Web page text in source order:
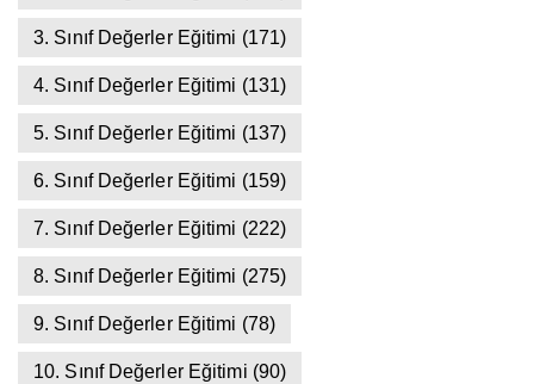
3. Sınıf Değerler Eğitimi (171)
4. Sınıf Değerler Eğitimi (131)
5. Sınıf Değerler Eğitimi (137)
6. Sınıf Değerler Eğitimi (159)
7. Sınıf Değerler Eğitimi (222)
8. Sınıf Değerler Eğitimi (275)
9. Sınıf Değerler Eğitimi (78)
10. Sınıf Değerler Eğitimi (90)